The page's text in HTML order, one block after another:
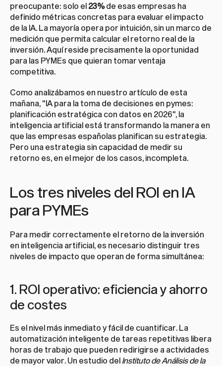
preocupante: solo el 23% de esas empresas ha
definido métricas concretas para evaluar el impacto
de la IA. La mayoría opera por intuición, sin un marco de
medición que permita calcular el retorno real de la
inversión. Aquí reside precisamente la oportunidad
para las PYMEs que quieran tomar ventaja
competitiva.
Como analizábamos en nuestro artículo de esta
mañana, "IA para la toma de decisiones en pymes:
planificación estratégica con datos en 2026", la
inteligencia artificial está transformando la manera en
que las empresas españolas planifican su estrategia.
Pero una estrategia sin capacidad de medir su
retorno es, en el mejor de los casos, incompleta.
Los tres niveles del ROI en IA
para PYMEs
Para medir correctamente el retorno de la inversión
en inteligencia artificial, es necesario distinguir tres
niveles de impacto que operan de forma simultánea:
1. ROI operativo: eficiencia y ahorro
de costes
Es el nivel más inmediato y fácil de cuantificar. La
automatización inteligente de tareas repetitivas libera
horas de trabajo que pueden redirigirse a actividades
de mayor valor. Un estudio del Instituto de Análisis de la